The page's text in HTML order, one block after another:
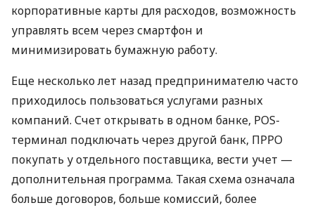
корпоративные карты для расходов, возможность
управлять всем через смартфон и
минимизировать бумажную работу.
Еще несколько лет назад предпринимателю часто
приходилось пользоваться услугами разных
компаний. Счет открывать в одном банке, POS-
терминал подключать через другой банк, ПРРО
покупать у отдельного поставщика, вести учет —
дополнительная программа. Такая схема означала
больше договоров, больше комиссий, более